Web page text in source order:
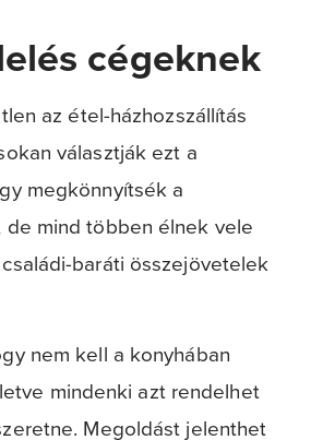
cégeknek
az étel-házhozszállítás
választják ezt a
megkönnyítsék a
de mind többen élnek vele
baráti összejövetelek
nem kell a konyhában
mindenki azt rendelhet
Megoldást jelenthet